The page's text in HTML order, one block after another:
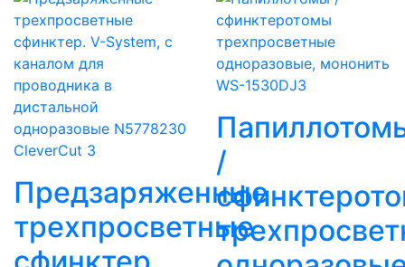
CleverCut 3
Предзаряженные
трехпросветные
/